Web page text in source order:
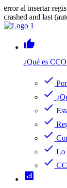
error al insertar
crashed and last
thumb_up
¿Qué es
check
check
check
check
check
check Lo
check
analytics